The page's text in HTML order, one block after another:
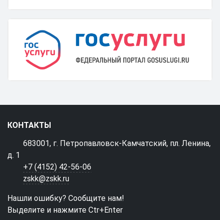
КОНТАКТЫ
683001, г. Петропавловск-Камчатский, пл. Ленина,
д. 1
+7 (4152) 42-56-06
zskk@zskk.ru
Нашли ошибку? Сообщите нам!
Выделите и нажмите Ctr+Enter